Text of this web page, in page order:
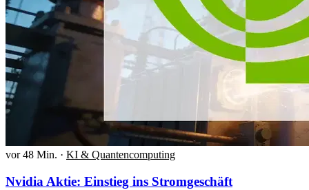
vor 48 Min. · KI & Quantencomputing
Nvidia Aktie: Einstieg ins Stromgeschäft